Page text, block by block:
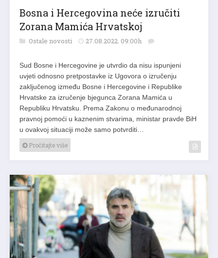
Bosna i Hercegovina neće izručiti
Zorana Mamića Hrvatskoj
Ostale novosti 27.08.2022. 09:00h
Sud Bosne i Hercegovine je utvrdio da nisu ispunjeni
uvjeti odnosno pretpostavke iz Ugovora o izručenju
zaključenog između Bosne i Hercegovine i Republike
Hrvatske za izručenje bjegunca Zorana Mamića u
Republiku Hrvatsku. Prema Zakonu o međunarodnoj
pravnoj pomoći u kaznenim stvarima, ministar pravde BiH
u ovakvoj situaciji može samo potvrditi…
Pročitajte više